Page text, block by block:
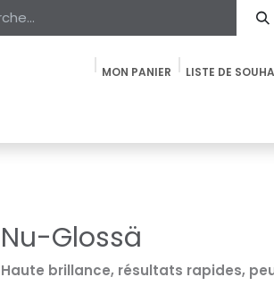
MON PANIER LISTE DE
Nu-Glossä
Haute brillance, résultats rapides,